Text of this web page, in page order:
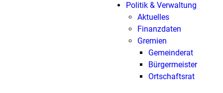
Politik & Verwaltung
Aktuelles
Finanzdaten
Gremien
Gemeinderat
Bürgermeister
Ortschaftsrat